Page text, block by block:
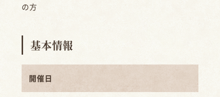
の方
基本情報
開催日